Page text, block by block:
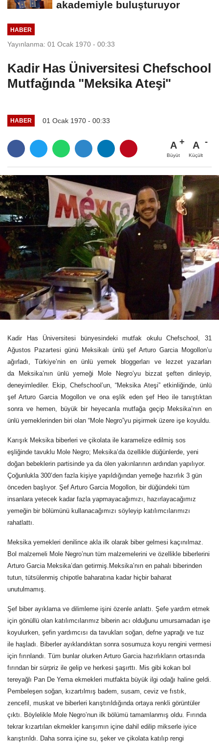
akademiyle buluşturuyor
HABER
Yayınlanma: 01 Ocak 1970 - 00:33
Kadir Has Üniversitesi Chefschool
Mutfağında "Meksika Ateşi"
HABER 01 Ocak 1970 - 00:33
A
Büyüt
A
Küçült
Kadir Has Üniversitesi bünyesindeki mutfak okulu Chefschool, 31
Ağustos Pazartesi günü Meksikalı ünlü şef Arturo Garcia Mogollon’u
ağırladı, Türkiye’nin en ünlü yemek bloggerları ve lezzet yazarları
da
Meksika’nın ünlü yemeği Mole Negro’yu bizzat şeften dinleyip,
deneyimlediler. Ekip, Chefschool’un, “Meksika Ateşi” etkinliğinde, ünlü
şef Arturo Garcia Mogollon ve ona eşlik eden şef Heo ile tanıştıktan
sonra ve hemen, büyük bir heyecanla mutfağa geçip Meksika’nın en
ünlü yemeklerinden biri olan “Mole Negro”yu pişirmek üzere işe koyuldu.
Karışık Meksika biberleri ve çikolata ile karamelize edilmiş sos
eşliğinde tavuklu Mole Negro; Meksika’da özellikle düğünlerde, yeni
doğan bebeklerin partisinde ya da ölen yakınlarının ardından yapılıyor.
Çoğunlukla 300’den fazla kişiye yapıldığından yemeğe hazırlık 3 gün
önceden başlıyor. Şef Arturo Garcia Mogollon, bir düğündeki tüm
insanlara yetecek kadar fazla yapmayacağımızı, hazırlayacağımız
yemeğin bir bölümünü kullanacağımızı söyleyip katılımcılarımızı
rahatlattı.
Meksika yemekleri denilince akla ilk olarak biber gelmesi kaçınılmaz.
Bol malzemeli Mole Negro’nun tüm malzemelerini ve özellikle biberlerini
Arturo Garcia Meksika’dan getirmiş. Meksika’nın en pahalı biberinden
tutun, tütsülenmiş chipotle baharatına kadar hiçbir baharat
unutulmamış.
Şef biber ayıklama ve dilimleme işini özenle anlattı. Şefe yardım etmek
için gönüllü olan katılımcılarımız biberin acı olduğunu umursamadan işe
koyulurken, şefin yardımcısı da tavukları soğan, defne yaprağı ve tuz
ile haşladı. Biberler ayıklandıktan sonra sosumuza koyu rengini vermesi
için fırınlandı. Tüm bunlar olurken Arturo Garcia hazırlıkların ortasında
fırından bir sürpriz ile gelip ve herkesi şaşırttı. Mis gibi kokan bol
tereyağlı Pan De Yema ekmekleri mutfakta büyük ilgi odağı haline geldi.
Pembeleşen soğan, kızartılmış badem, susam, ceviz ve fıstık,
zencefil, muskat ve biberleri karıştırıldığında ortaya renkli görüntüler
çıktı. Böylelikle Mole Negro’nun ilk bölümü tamamlanmış oldu. Fırında
tekrar kızartılan ekmekler karışımın içine dahil edilip mikserle iyice
karıştırıldı. Daha sonra içine su, şeker ve çikolata katılıp rengi